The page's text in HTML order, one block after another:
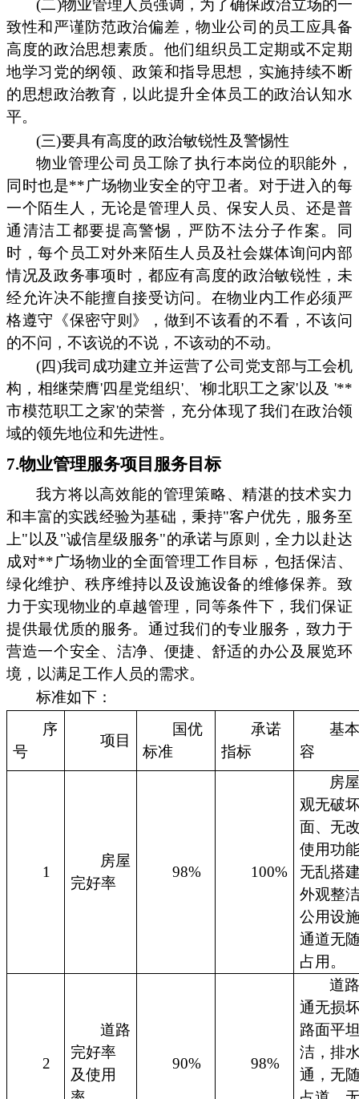
(二)物业管理人员强调，为了确保政治立场的一
致性和严谨防范政治偏差，物业公司的员工应具备
高度的政治思想素质。他们组织员工定期或不定期
地学习党的纲领、政策和指导思想，实施持续不断
的思想政治教育，以此提升全体员工的政治认知水
平。
(三)要具有高度的政治敏锐性及警惕性
物业管理公司员工除了执行本岗位的职能外，
同时也是**广场物业安全的守卫者。对于进入的每
一个陌生人，无论是管理人员、保安人员、还是普
通清洁工都要提高警惕，严防不法分子作案。同
时，每个员工对外来陌生人员及社会媒体询问内部
情况及政务事项时，都应有高度的政治敏锐性，未
经允许决不能擅自接受访问。在物业内工作必须严
格遵守《保密守则》，做到不该看的不看，不该问
的不问，不该说的不说，不该动的不动。
(四)我司成功建立并运营了公司党支部与工会机
构，相继荣膺'四星党组织'、'柳北职工之家'以及 '**
市模范职工之家'的荣誉，充分体现了我们在政治领
域的领先地位和先进性。
7.物业管理服务项目服务目标
我方将以高效能的管理策略、精湛的技术实力
和丰富的实践经验为基础，秉持"客户优先，服务至
上"以及"诚信星级服务"的承诺与原则，全力以赴达
成对**广场物业的全面管理工作目标，包括保洁、
绿化维护、秩序维持以及设施设备的维修保养。致
力于实现物业的卓越管理，同等条件下，我们保证
提供最优质的服务。通过我们的专业服务，致力于
营造一个安全、洁净、便捷、舒适的办公及展览环
境，以满足工作人员的需求。
标准如下：
序
号
项目
国优
标准
承诺
指标
基
容
1
房屋
完好率
98% 100%
房
观无破
面、无
使用功
无乱搭
外观整
公用设
通道无
占用。
2
道路
完好率
及使用
90% 98%
道
通无损
路面平
洁，排
通，无